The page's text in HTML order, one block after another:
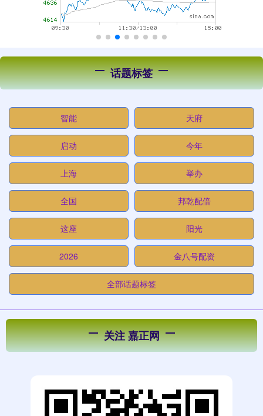
话题标签
智能 天府
启动 今年
上海 举办
全国 邦乾配倍
这座 阳光
2026 金八号配资
全部话题标签
关注 嘉正网